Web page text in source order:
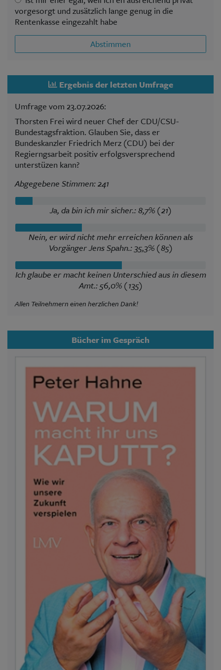
vorgesorgt und zusätzlich lange genug in die
Rentenkasse eingezahlt habe
Abstimmen
Ergebnis der letzten Umfrage
Umfrage vom 23.07.2026:
Thorsten Frei wird neuer Chef der CDU/CSU-
Bundestagsfraktion. Glauben Sie, dass er
Bundeskanzler Friedrich Merz (CDU) bei der
Regierngsarbeit positiv erfolgsversprechend
unterstüzen kann?
Abgegebene Stimmen: 241
Ja, da bin ich mir sicher.: 8,7% (21)
Nein, er wird nicht mehr erreichen können als
Vorgänger Jens Spahn.: 35,3% (85)
Ich glaube er macht keinen Unterschied aus in diesem
Amt.: 56,0% (135)
Allen Teilnehmern einen herzlichen Dank!
Bücher im Gespräch